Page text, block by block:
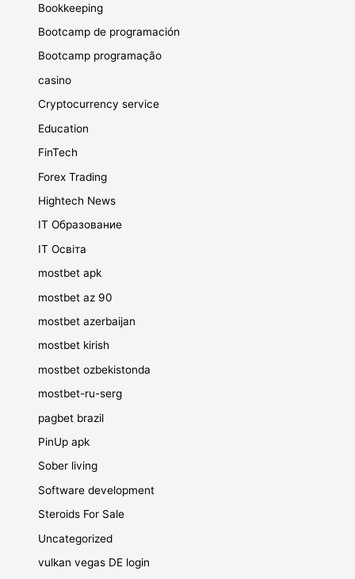
Bookkeeping
Bootcamp de programación
Bootcamp programação
casino
Cryptocurrency service
Education
FinTech
Forex Trading
Hightech News
IT Образование
IT Освіта
mostbet apk
mostbet az 90
mostbet azerbaijan
mostbet kirish
mostbet ozbekistonda
mostbet-ru-serg
pagbet brazil
PinUp apk
Sober living
Software development
Steroids For Sale
Uncategorized
vulkan vegas DE login